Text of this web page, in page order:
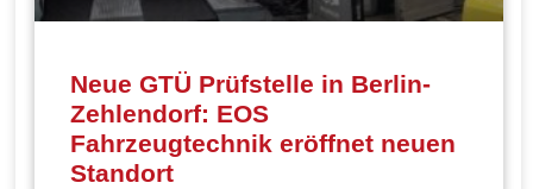
Neue GTÜ Prüfstelle in Berlin-
Zehlendorf: EOS
Fahrzeugtechnik eröffnet neuen
Standort